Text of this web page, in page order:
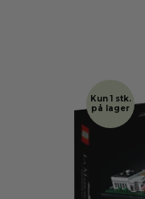
Kun 1 stk.
på lager